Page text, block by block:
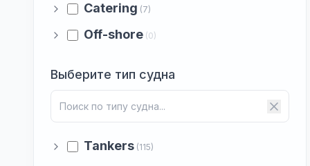
Catering (7)
Off-shore (0)
Выберите тип судна
Tankers (115)